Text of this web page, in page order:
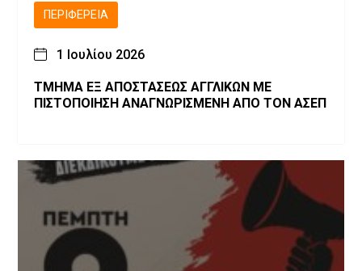
ΠΕΡΙΦΈΡΕΙΑ
1 Ιουλίου 2026
ΤΜΗΜΑ ΕΞ ΑΠΟΣΤΑΣΕΩΣ ΑΓΓΛΙΚΩΝ ΜΕ
ΠΙΣΤΟΠΟΙΗΣΗ ΑΝΑΓΝΩΡΙΣΜΕΝΗ ΑΠΟ ΤΟΝ ΑΣΕΠ